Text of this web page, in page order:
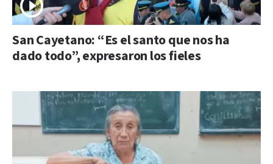
San Cayetano: “Es el santo que nos ha
dado todo”, expresaron los fieles